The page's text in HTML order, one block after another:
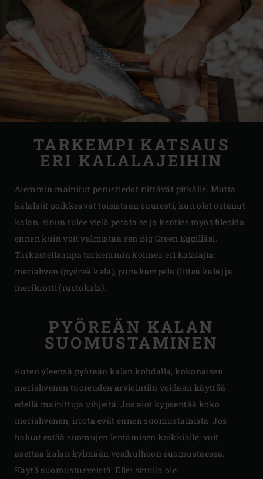
TARKEMPI KATSAUS
ERI KALALAJEIHIN
Aiemmin mainitut perustiedot riittävät pitkälle. Mutta
kalalajit poikkeavat toisistaan suuresti, kun olet ostanut
kalan, sinun tulee vielä perata se ja kenties myös fileoida
ennen kuin voit valmistaa sen Big Green Eggilläsi.
Tarkastellaanpa tarkemmin kolmea eri kalalajia:
meriahven (pyöreä kala), punakampela (litteä kala) ja
merikrotti (rustokala).
PYÖREÄN KALAN
SUOMUSTAMINEN
Kuten yleensä pyöreän kalan kohdalla, kokonaisen
meriahvenen tuoreuden arviointiin voidaan käyttää
edellä mainittuja vihjeitä. Jos aiot kypsentää koko
meriahvenen, irrota evät ennen suomustamista. Jos
haluat estää suomujen lentämisen kaikkialle, voit
asettaa kalan kylmään vesikulhoon suomustaessa.
Käytä suomustusveistä. Ellei sinulla ole